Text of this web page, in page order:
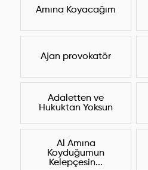
Amına Koyacağım
Ajan provokatör
Adaletten ve
Hukuktan Yoksun
Al Amına
Koyduğumun
Kelepçesin...